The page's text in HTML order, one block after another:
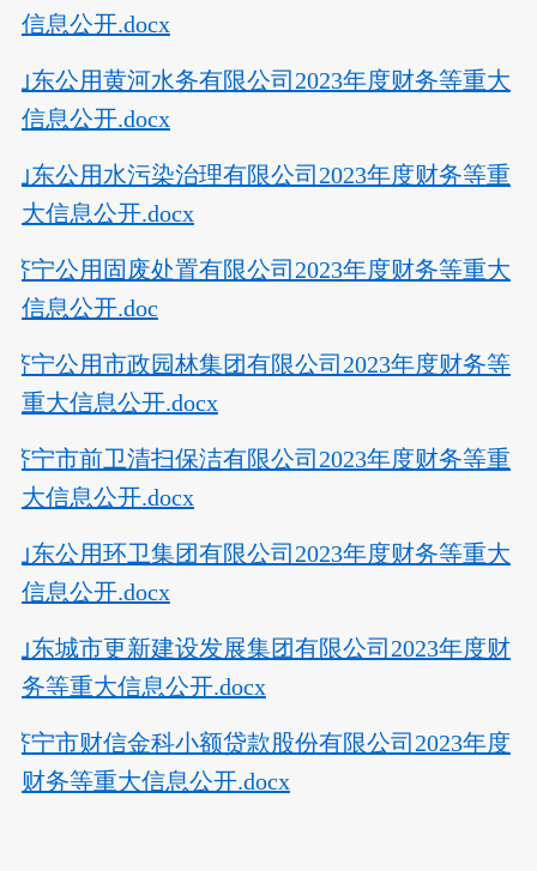
信息公开.docx
山东公用黄河水务有限公司2023年度财务等重大
信息公开.docx
山东公用水污染治理有限公司2023年度财务等重
大信息公开.docx
济宁公用固废处置有限公司2023年度财务等重大
信息公开.doc
济宁公用市政园林集团有限公司2023年度财务等
重大信息公开.docx
济宁市前卫清扫保洁有限公司2023年度财务等重
大信息公开.docx
山东公用环卫集团有限公司2023年度财务等重大
信息公开.docx
山东城市更新建设发展集团有限公司2023年度财
务等重大信息公开.docx
济宁市财信金科小额贷款股份有限公司2023年度
财务等重大信息公开.docx